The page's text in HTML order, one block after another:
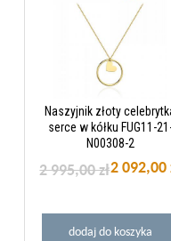
Naszyjnik złoty
serce w kółku FUG11-
N00308-2
2 092,00
2 995,00 zł
dodaj do koszyka